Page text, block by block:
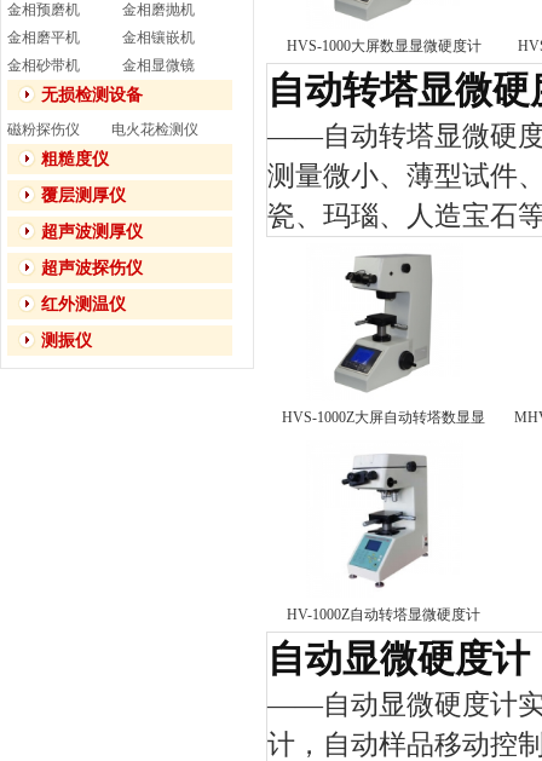
HVS-1000大屏数显显微硬度计
自动转塔显微硬
——自动转塔显微硬
测量微小、薄型试件
瓷、玛瑙、人造宝石
HVS-1000Z大屏自动转塔数显显
HV-1000Z自动转塔显微硬度计
自动显微硬度计
——自动显微硬度计
计，自动样品移动控
金相预磨机
金相磨抛机
金相磨平机
金相镶嵌机
金相砂带机
金相显微镜
无损检测设备
磁粉探伤仪 电火花检测仪
粗糙度仪
覆层测厚仪
超声波测厚仪
超声波探伤仪
红外测温仪
测振仪